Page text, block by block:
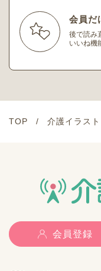
会員だ
後で読み
いいね機
TOP 介護イラスト
会員登録